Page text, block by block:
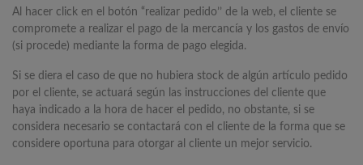
Al hacer click en el botón “realizar pedido’’ de la web, el cliente se
compromete a realizar el pago de la mercancía y los gastos de envío
(si procede) mediante la forma de pago elegida.
Si se diera el caso de que no hubiera stock de algún artículo pedido
por el cliente, se actuará según las instrucciones del cliente que
haya indicado a la hora de hacer el pedido, no obstante, si se
considera necesario se contactará con el cliente de la forma que se
considere oportuna para otorgar al cliente un mejor servicio.